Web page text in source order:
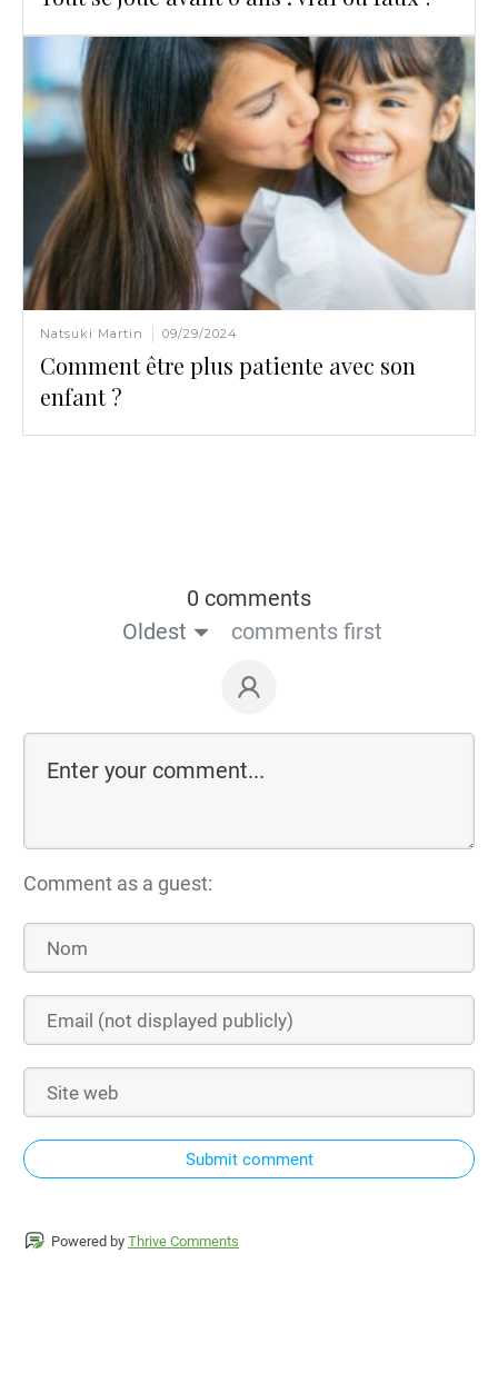
Natsuki Martin 09/29/2024
Comment être plus patiente avec son
enfant ?
0 comments
Oldest
comments first
Comment as a guest:
Submit comment
Powered by Thrive Comments